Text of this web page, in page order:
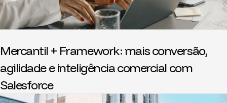
Mercantil + Framework: mais conversão,
agilidade e inteligência comercial com
Salesforce